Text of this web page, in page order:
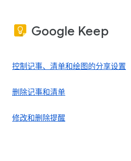
Google Keep
控制记事、清单和绘图的分享设置
删除记事和清单
修改和删除提醒